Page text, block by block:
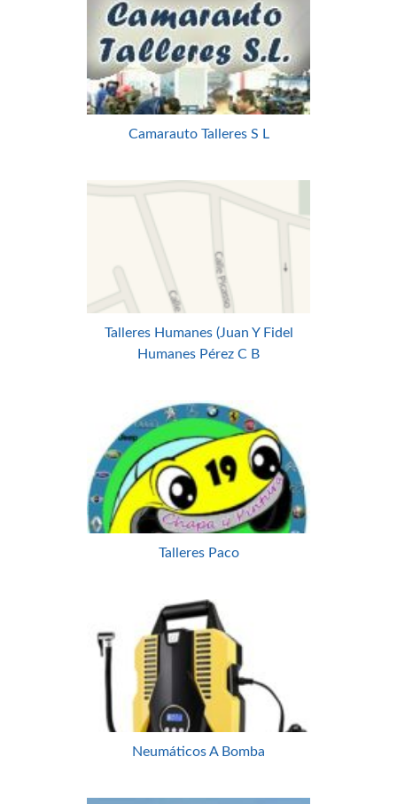
Camarauto Talleres S L
Talleres Humanes (Juan Y Fidel
Humanes Pérez C B
Talleres Paco
Neumáticos A Bomba